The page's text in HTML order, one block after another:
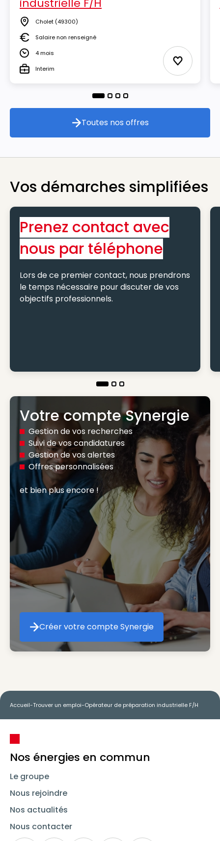
industrielle F/H
Lieu Cholet (49300)
SalaireSalaire non renseigné
Durée4 mois
TypeInterim Ajouter
Toutes nos offres
Toutes nos offres
Vos démarches simplifiées
Prenez contact avec
nous par téléphone
Lors de ce premier contact, nous prendrons
le temps nécessaire pour discuter de vos
objectifs professionnels.
Votre compte Synergie
Gestion de vos recherches
Suivi de vos candidatures
Gestion de vos alertes
Offres personnalisées
et bien plus encore !
Créer votre compte Synergie
Créer votre compte Synergie
Accueil-Trouver un emploi-Opérateur de préparation industrielle F/H
Nos énergies en commun
Le groupe
Nous rejoindre
Nos actualités
Nous contacter